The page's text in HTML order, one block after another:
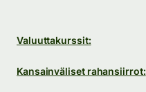
Valuuttakurssit:
Kansainväliset rahansiirrot: